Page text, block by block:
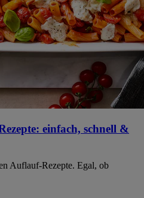
einfach, schnell &
Auflauf-Rezepte. Egal, ob